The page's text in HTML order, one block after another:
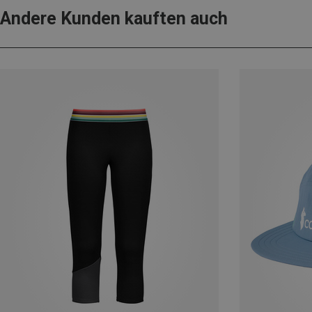
Andere Kunden kauften auch